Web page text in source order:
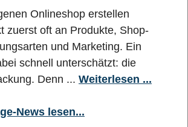
Onlineshop erstellen
zuerst oft an Produkte, Shop-
und Marketing. Ein
schnell unterschätzt: die
Denn ... Weiterlesen ...
News lesen...